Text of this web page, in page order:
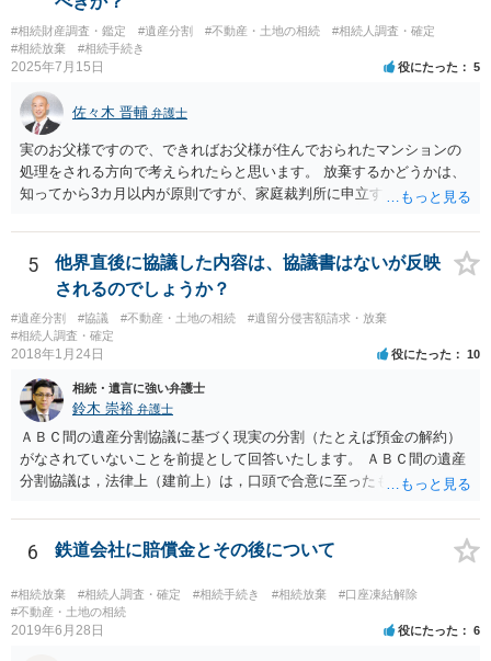
#相続財産調査・鑑定 #遺産分割 #不動産・土地の相続
#相続人調査・確定
#相続放棄
#相続手続き
2025年7月15日 役にたった 5
佐々木 晋輔 弁護士
実のお父様ですので、できればお父様が住んでおられたマンションの
処理をされる方向で考えられたらと思います。 放棄するかどうかは、
知ってから3カ月以内が原則ですが、家庭裁判所に申立すれば3カ月の
放棄するかどうか決めることができます。 銀行やサラ金が数年も放置
することはありませんので、数年後に借金が発見される可能性はほぼ
ありません。 なお、私が扱った相続放棄を検討していた案件で、期間
伸長して調査したところ、サラ金に対する過払金など相当な財産が見
つかったため相続したという事例がありました。
5
他界直後に協議した内容は、協議書はないが反映
されるのでしょうか？
#遺産分割 #協議 #不動産・土地の相続
#遺留分侵害額請求・放棄
#相続人調査・確定
2018年1月24日 役にたった 10
相続・遺言に強い弁護士
鈴木 崇裕 弁護士
ＡＢＣ間の遺産分割協議に基づく現実の分割（たとえば預金の解約）
がなされていないことを前提として回答いたします。 ＡＢＣ間の遺産
分割協議は，法律上（建前上）は，口頭で合意に至ったものであって
ん。 また，不動産の名義を移転するためには，遺産分割協議書への署
名捺印を得る必要があります。 したがって，残念ながら，「ＡＢＣ間
の遺産分割協議が有効に成立している」という前提に基づく主張は困
難と思われます。 「ＡＢＣ間の遺産分割協議は未了のまま，ＡとＢが
死亡し，二次相続が発生した」という前提に基づいて協議を進める必
要があります。 もちろん，Ｃの立場としては，ＡＢＣ間の遺産分割協
6 鉄道会社に賠償金とその後について
#相続放棄 #相続人調査・確定 #相続手続き #相続放棄
#口座凍結解除
#不動産・土地の相続
2019年6月28日 役にたった 6